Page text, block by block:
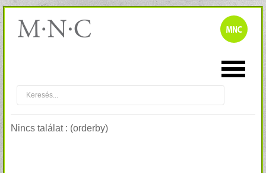
Nincs találat : (orderby)